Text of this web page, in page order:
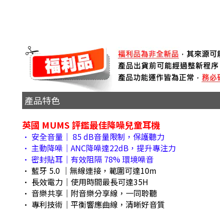
產品特色
英國 MUMS 評鑑最佳降噪兒童耳機
• 安全音量｜ 85 dB音量限制，保護聽力
• 主動降噪｜ANC降噪達22dB，提升專注力
• 密封貼耳｜有效阻隔 78% 環境噪音
• 藍牙 5.0 ｜無線連接，範圍可達10m
• 長效電力｜使用時間最長可達35H
• 音樂共享｜附音樂分享線，一同聆聽
• 專利技術｜平衡響應曲線，清晰好音質